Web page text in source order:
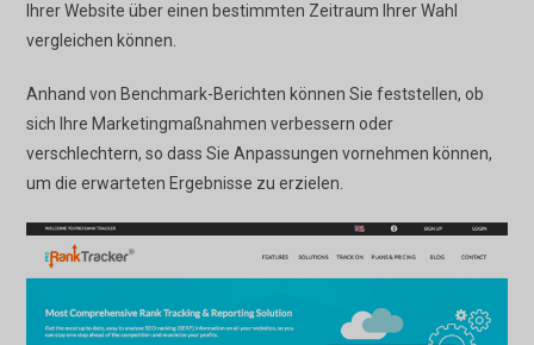
Ihrer Website über einen bestimmten Zeitraum Ihrer Wahl
vergleichen können.
Anhand von Benchmark-Berichten können Sie feststellen, ob
sich Ihre Marketingmaßnahmen verbessern oder
verschlechtern, so dass Sie Anpassungen vornehmen können,
um die erwarteten Ergebnisse zu erzielen.